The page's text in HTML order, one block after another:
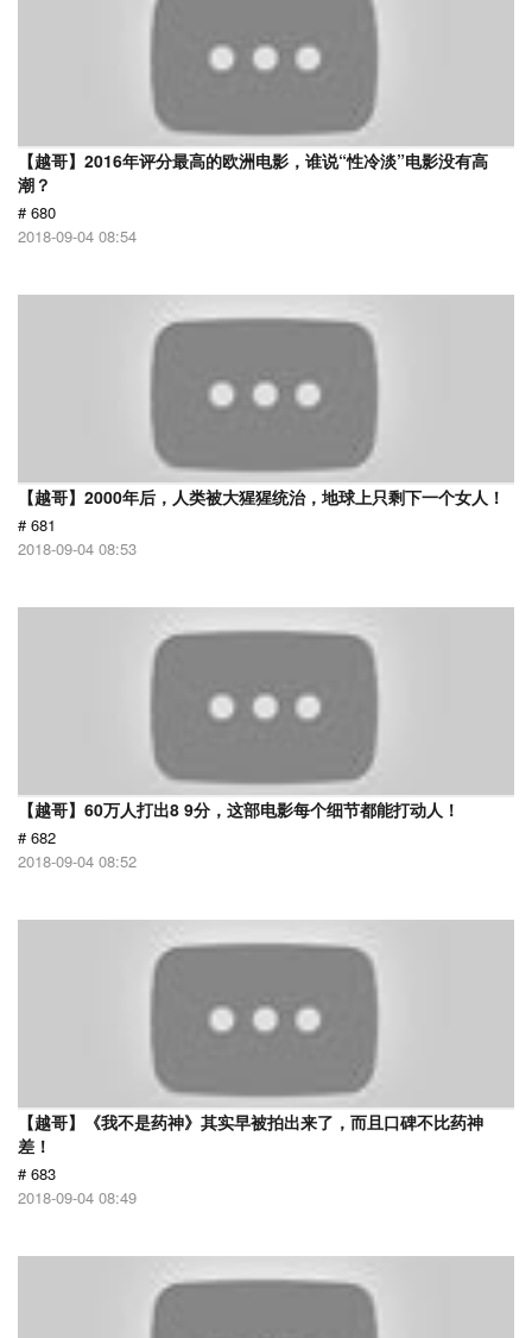
【越哥】2016年评分最高的欧洲电影，谁说“性冷淡”电影没有高
潮？
# 680
2018-09-04 08:54
【越哥】2000年后，人类被大猩猩统治，地球上只剩下一个女人！
# 681
2018-09-04 08:53
【越哥】60万人打出8 9分，这部电影每个细节都能打动人！
# 682
2018-09-04 08:52
【越哥】《我不是药神》其实早被拍出来了，而且口碑不比药神
差！
# 683
2018-09-04 08:49